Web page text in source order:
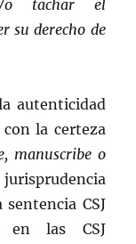
o tachar el
su derecho de
autenticidad
la certeza
manuscribe o
CSJ
en las CSJ